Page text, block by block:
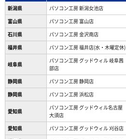
新潟県
パソコン工房 新潟女池店
富山県
パソコン工房 富山店
石川県
パソコン工房 金沢南店
福井県
パソコン工房 福井店(水・木曜定休)
岐阜県
パソコン工房 グッドウィル 岐阜茜
部店
静岡県 パソコン工房 静岡店
静岡県
パソコン工房 浜松店
愛知県
パソコン工房 グッドウィル名古屋
大須店
愛知県 パソコン工房 グッドウィル 刈谷店